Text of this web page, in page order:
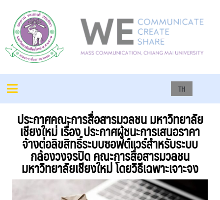
TH
ประกาศคณะการสื่อสารมวลชน มหาวิทยาลัย
เชียงใหม่ เรื่อง ประกาศผู้ชนะการเสนอราคา
จ้างต่อลิขสิทธิ์ระบบซอฟต์แวร์สำหรับระบบ
กล้องวงจรปิด คณะการสื่อสารมวลชน
มหาวิทยาลัยเชียงใหม่ โดยวิธีเฉพาะเจาะจง